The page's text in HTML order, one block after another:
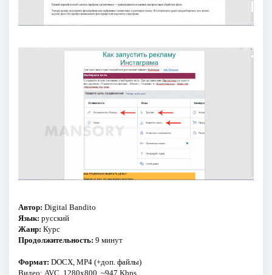
Автор: Digital Bandito
Язык: русский
Жанр: Курс
Продолжительность: 9 минут
Формат: DOCX, MP4 (+доп. файлы)
Видео: AVC, 1280x800, ~947 Kbps